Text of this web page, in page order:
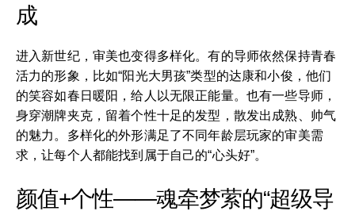
成
进入新世纪，审美也变得多样化。有的导师依然保持青春
活力的形象，比如“阳光大男孩”类型的达康和小俊，他们
的笑容如春日暖阳，给人以无限正能量。也有一些导师，
身穿潮牌夹克，留着个性十足的发型，散发出成熟、帅气
的魅力。多样化的外形满足了不同年龄层玩家的审美需
求，让每个人都能找到属于自己的“心头好”。
颜值+个性——魂牵梦萦的“超级导